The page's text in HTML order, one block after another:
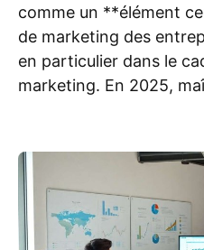
comme un **élément
de marketing des
en particulier dans le
marketing. En 2025,